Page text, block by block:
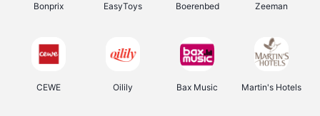
Bonprix EasyToys Boerenbed Zeeman
CEWE Oilily Bax Music Martin's Hotels